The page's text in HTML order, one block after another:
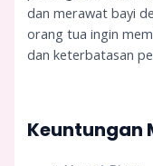
dan merawat bayi
orang tua ingin
dan keterbatasan
Keuntungan